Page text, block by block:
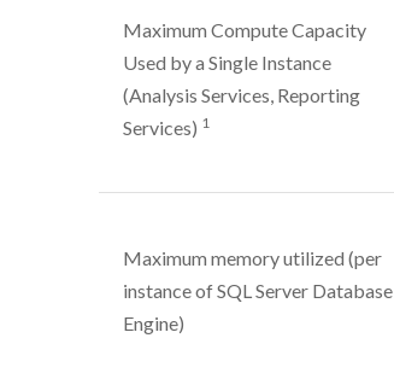
Maximum Compute Capacity
Used by a Single Instance
(Analysis Services, Reporting
Services) 1
Maximum memory utilized (per
instance of SQL Server Database
Engine)